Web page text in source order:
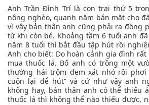
Anh Trần Đình Trí là con trai thứ 5
nông nghèo, quanh năm bán mặt cho
vì vậy bản thân anh cũng phải ra đồng
từ khi còn bé. Khoảng tầm 6 tuổi anh
năm 8 tuổi thì bắt đầu tập hút rồi
Anh cho biết: Do hoàn cảnh gia đình
mua thuốc lá. Bố anh có trồng một
thường hái trộm đem xắt nhỏ rồi phơi
cuộn lại để hút” và cứ như vậy anh
không hay, bản thân anh có thể thiếu
thuốc lá thì không thể nào thiếu được,